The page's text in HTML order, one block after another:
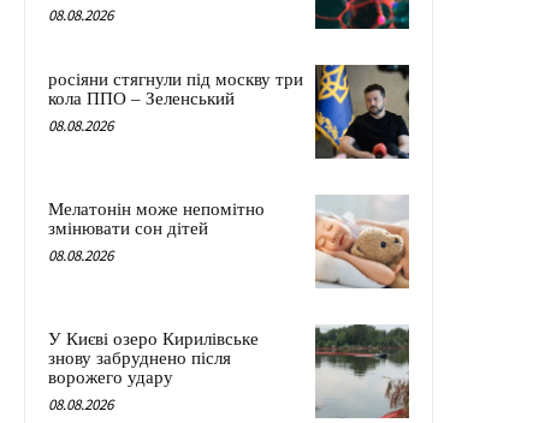
08.08.2026
росіяни стягнули під москву три
кола ППО – Зеленський
08.08.2026
Мелатонін може непомітно
змінювати сон дітей
08.08.2026
У Києві озеро Кирилівське
знову забруднено після
ворожего удару
08.08.2026